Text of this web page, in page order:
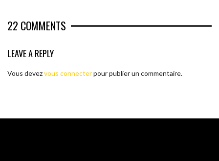
22 COMMENTS
LEAVE A REPLY
Vous devezvous connecterpour publier un commentaire.